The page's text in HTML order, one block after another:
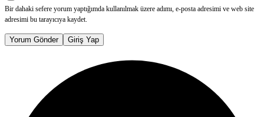
Bir dahaki sefere yorum yaptığımda kullanılmak üzere adımı, e-posta adresimi ve web site
adresimi bu tarayıcıya kaydet.
Yorum Gönder Giriş Yap